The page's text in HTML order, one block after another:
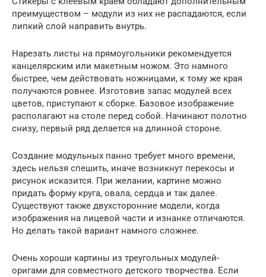
преимуществом – модули из них не распадаются, если
липкий слой направить внутрь.
Нарезать листы на прямоугольники рекомендуется
канцелярским или макетным ножом. Это намного
быстрее, чем действовать ножницами, к тому же края
получаются ровнее. Изготовив запас модулей всех
цветов, приступают к сборке. Базовое изображение
располагают на столе перед собой. Начинают полотно
снизу, первый ряд делается на длинной стороне.
Создание модульных панно требует много времени,
здесь нельзя спешить, иначе возникнут перекосы и
рисунок исказится. При желании, картине можно
придать форму круга, овала, сердца и так далее.
Существуют также двухсторонние модели, когда
изображения на лицевой части и изнанке отличаются.
Но делать такой вариант намного сложнее.
Очень хороши картины из треугольных модулей-
оригами для совместного детского творчества. Если